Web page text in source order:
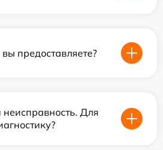
предоставляете?
Для